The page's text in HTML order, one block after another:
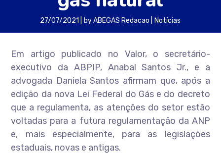
27/07/2021 byABEGAS Redacao Notícias
Em artigo publicado no Valor, o secretário-
executivo da ABPIP, Anabal Santos Jr., e a
advogada Daniela Santos afirmam que, após a
edição da nova Lei Federal do Gás e do decreto
que a regulamenta, as atenções do setor estão
voltadas para a futura regulamentação da ANP
e, mais especialmente, para as legislações
estaduais, novas e antigas.